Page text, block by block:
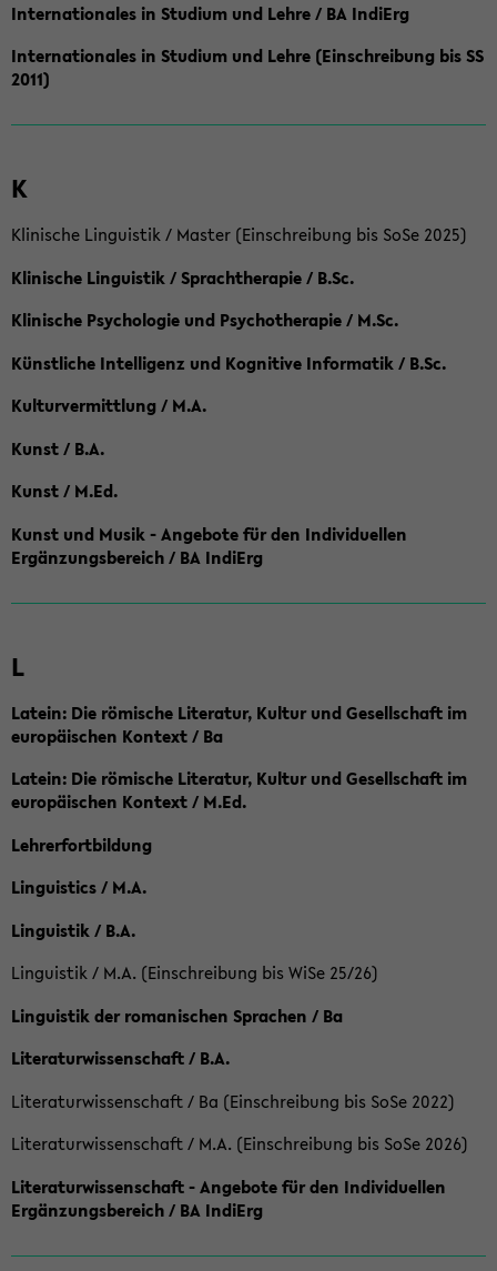
Internationales in Studium und Lehre / BA IndiErg
Internationales in Studium und Lehre (Einschreibung bis SS
2011)
K
Klinische Linguistik / Master (Einschreibung bis SoSe 2025)
Klinische Linguistik / Sprachtherapie / B.Sc.
Klinische Psychologie und Psychotherapie / M.Sc.
Künstliche Intelligenz und Kognitive Informatik / B.Sc.
Kulturvermittlung / M.A.
Kunst / B.A.
Kunst / M.Ed.
Kunst und Musik - Angebote für den Individuellen
Ergänzungsbereich / BA IndiErg
L
Latein: Die römische Literatur, Kultur und Gesellschaft im
europäischen Kontext / Ba
Latein: Die römische Literatur, Kultur und Gesellschaft im
europäischen Kontext / M.Ed.
Lehrerfortbildung
Linguistics / M.A.
Linguistik / B.A.
Linguistik / M.A. (Einschreibung bis WiSe 25/26)
Linguistik der romanischen Sprachen / Ba
Literaturwissenschaft / B.A.
Literaturwissenschaft / Ba (Einschreibung bis SoSe 2022)
Literaturwissenschaft / M.A. (Einschreibung bis SoSe 2026)
Literaturwissenschaft - Angebote für den Individuellen
Ergänzungsbereich / BA IndiErg